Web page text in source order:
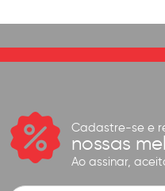
Cadastre-se e
nossas
Ao assinar,